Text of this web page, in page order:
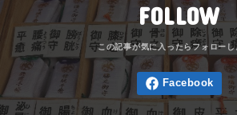
FOLLOW